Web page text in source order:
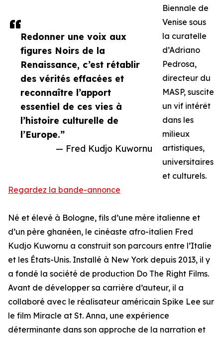
Redonner une voix aux
figures Noirs de la
Renaissance, c’est rétablir
des vérités effacées et
reconnaître l’apport
essentiel de ces vies à
l’histoire culturelle de
l’Europe.”
— Fred Kudjo Kuwornu
Biennale de
Venise sous
la curatelle
d’Adriano
Pedrosa,
directeur du
MASP, suscite
un vif intérêt
dans les
milieux
artistiques,
universitaires
et culturels.
Regardez la bande-annonce
Né et élevé à Bologne, fils d’une mère italienne et
d’un père ghanéen, le cinéaste afro-italien Fred
Kudjo Kuwornu a construit son parcours entre l’Italie
et les États-Unis. Installé à New York depuis 2013, il y
a fondé la société de production Do The Right Films.
Avant de développer sa carrière d’auteur, il a
collaboré avec le réalisateur américain Spike Lee sur
le film Miracle at St. Anna, une expérience
déterminante dans son approche de la narration et